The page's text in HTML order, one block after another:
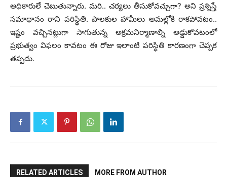
అధికారులే చెబుతున్నారు. మరి.. చర్యలు తీసుకోవచ్చుగా? అని ప్రశ్నిస్తే
సమాధానం రాని పరిస్థితి. పాలకుల హామీలు అమల్లోకి రాకపోవటం..
ఇష్టం వచ్చినట్లుగా సాగుతున్న అక్రమనిర్మాణాల్ని అడ్డుకోవటంలో
ప్రభుత్వం విఫలం కావటం ఈ రోజు ఇలాంటి పరిస్థితి కారణంగా చెప్పక
తప్పదు.
RELATED ARTICLES MORE FROM AUTHOR